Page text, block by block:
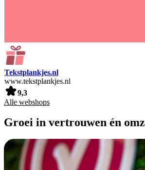
Tekstplankjes.nl
www.tekstplankjes.nl
9,3
Alle webshops
Groei in vertrouwen én